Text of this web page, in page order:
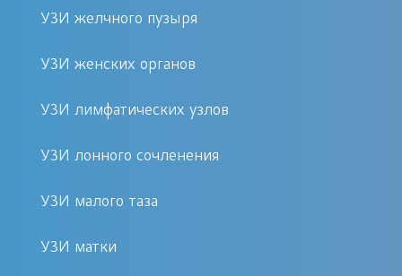
отображения не только объемного –
пространства, но и получение фото и
видеофиксации плода.
Методика 4d сканирования
диагностических возможностях
УЗИ желчного пузыря
УЗИ женских органов
УЗИ лимфатических узлов
УЗИ лонного сочленения
УЗИ малого таза
УЗИ матки